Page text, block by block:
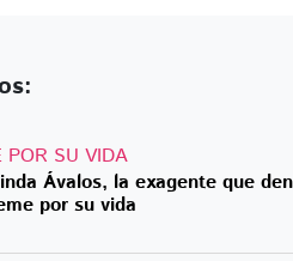
POR SU VIDA
Ávalos, la exagente que
por su vida